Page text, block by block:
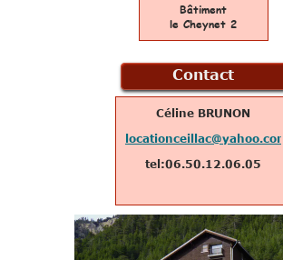
Bâtiment
le Cheynet 2
Contact
Céline BRUNON
locationceillac@yahoo.com
tel:06.50.12.06.05